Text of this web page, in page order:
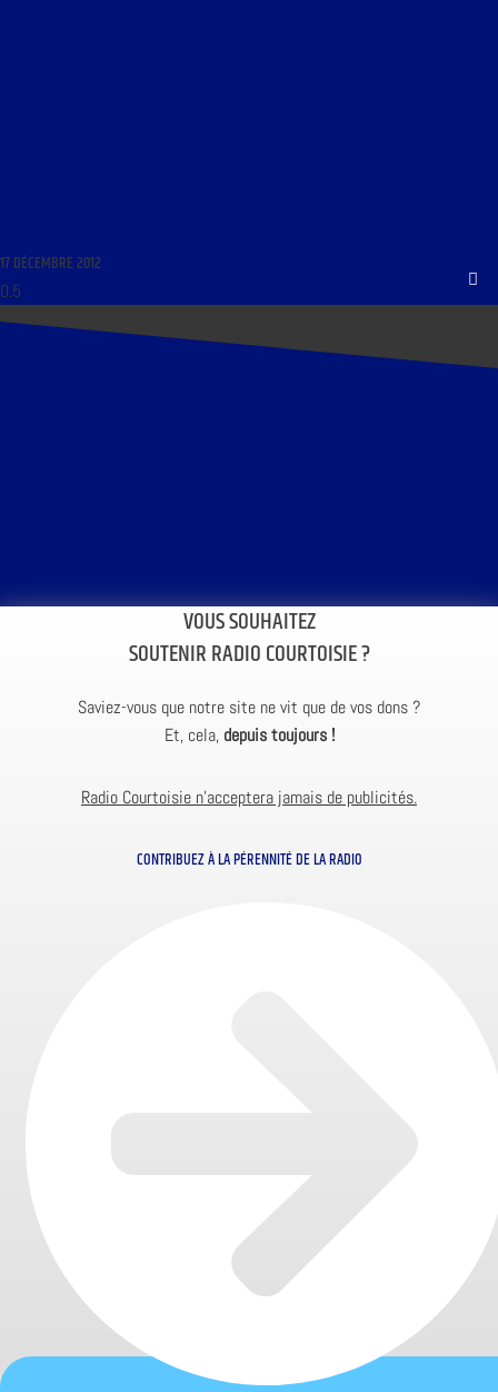
17 DÉCEMBRE 2012
VOUS SOUHAITEZ
SOUTENIR RADIO COURTOISIE ?
Saviez-vous que notre site ne vit que de vos dons ?
Et, cela, depuis toujours !
Radio Courtoisie n’acceptera jamais de publicités.
CONTRIBUEZ À LA PÉRENNITÉ DE LA RADIO